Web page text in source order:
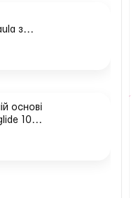
з
3,2 см
основі
100